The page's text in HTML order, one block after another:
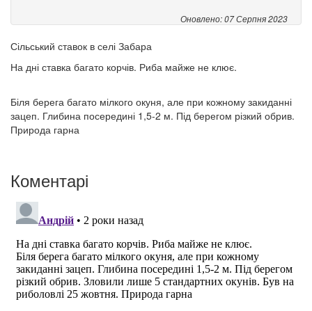
Оновлено: 07 Серпня 2023
Сільський ставок в селі Забара
На дні ставка багато корчів. Риба майже не клює.
Біля берега багато мілкого окуня, але при кожному закиданні
зацеп. Глибина посередині 1,5-2 м. Під берегом різкий обрив.
Природа гарна
Коментарі